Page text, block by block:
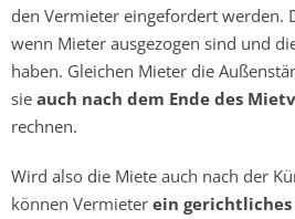
den Vermieter eingefordert werden.
wenn Mieter ausgezogen sind und
haben. Gleichen Mieter die
sie auch nach dem Ende des
rechnen.
Wird also die Miete auch nach der
können Vermieter ein